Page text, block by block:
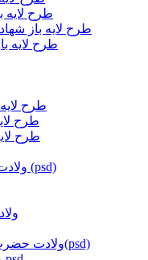
طرح
طرح لایه باز
طرح لایه
طرح
طرح
طرح
ولادت امام حسن عسکری (psd)
ولادت حضرت زینب و روز پرستار(psd)